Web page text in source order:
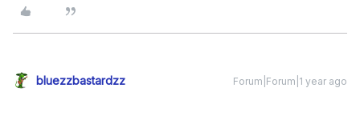
bluezzbastardzz Forum|Forum|1 year ago